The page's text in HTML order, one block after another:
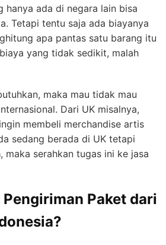
hanya ada di negara lain bisa
Tetapi tentu saja ada biayanya
apa pantas satu barang itu
yang tidak sedikit, malah
maka mau tidak mau
Dari UK misalnya,
membeli merchandise artis
sedang berada di UK tetapi
maka serahkan tugas ini ke jasa
Pengiriman Paket dari